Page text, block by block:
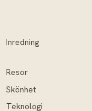
Inredning
Resor
Skönhet
Teknologi